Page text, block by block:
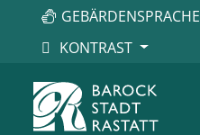
GEBÄRDENSPRACHE
KONTRAST